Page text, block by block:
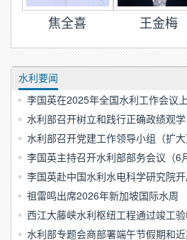
焦全喜 王金梅
水利要闻
李国英在2025年全国水利工作会议
李国英主持召开水利部部务会议（6
李国英赴中国水利水电科学研究院
祖雷鸣出席2026年新加坡国际水周
西江大藤峡水利枢纽工程通过竣工
水利部专题会商部署端午节假期和